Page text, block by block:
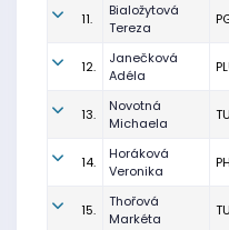
11.
Bialožytová
Tereza
12.
Janečková
Adéla
13.
Novotná
Michaela
14.
Horáková
Veronika
15.
Thořová
Markéta